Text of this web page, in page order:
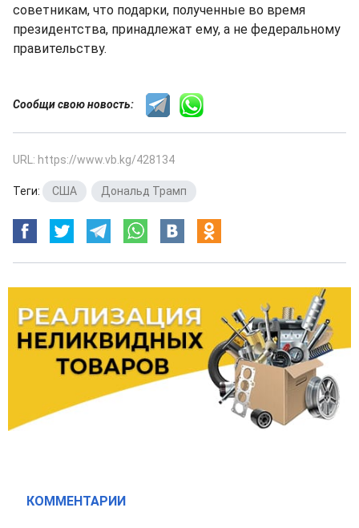
советникам, что подарки, полученные во время
президентства, принадлежат ему, а не федеральному
правительству.
Сообщи свою новость:
URL: https://www.vb.kg/428134
Теги: США Дональд Трамп
КОММЕНТАРИИ